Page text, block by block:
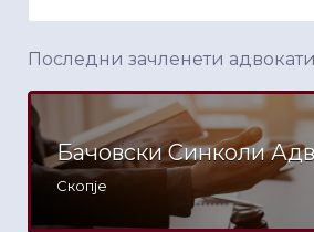
Последни зачленети адвокати
Бачовски Синколи
Скопје